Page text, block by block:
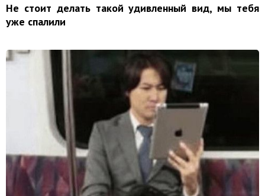
Не стоит делать такой удивленный вид, мы тебя
уже спалили